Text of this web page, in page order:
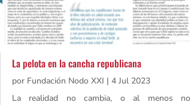
La pelota en la cancha republicana
por Fundación Nodo XXI | 4 Jul 2023
La realidad no cambia, o al menos no